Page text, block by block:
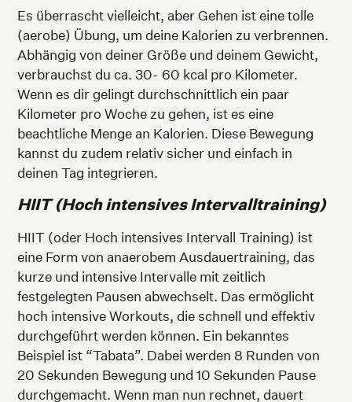
Es überrascht vielleicht, aber Gehen ist eine tolle
(aerobe) Übung, um deine Kalorien zu verbrennen.
Abhängig von deiner Größe und deinem Gewicht,
verbrauchst du ca. 30- 60 kcal pro Kilometer.
Wenn es dir gelingt durchschnittlich ein paar
Kilometer pro Woche zu gehen, ist es eine
beachtliche Menge an Kalorien. Diese Bewegung
kannst du zudem relativ sicher und einfach in
deinen Tag integrieren.
HIIT (Hoch intensives Intervalltraining)
HIIT (oder Hoch intensives Intervall Training) ist
eine Form von anaerobem Ausdauertraining, das
kurze und intensive Intervalle mit zeitlich
festgelegten Pausen abwechselt. Das ermöglicht
hoch intensive Workouts, die schnell und effektiv
durchgeführt werden können. Ein bekanntes
Beispiel ist “Tabata”. Dabei werden 8 Runden von
20 Sekunden Bewegung und 10 Sekunden Pause
durchgemacht. Wenn man nun rechnet, dauert